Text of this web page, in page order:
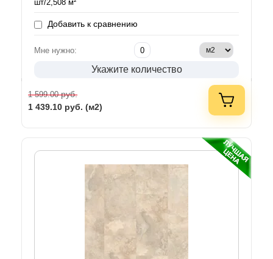
шт/2,508 м²
Добавить к сравнению
Мне нужно:
Укажите количество
1 599.00руб.
1 439.10 руб. (м2)